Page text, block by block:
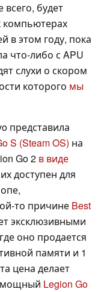
всего, будет
компьютерах
в этом году, пока
что-либо с APU
слухи о скором
которого мы
представила
S (Steam OS) на
Go 2 в виде
доступен для
то причине Best
эксклюзивными
оно продается
памяти и 1
цена делает
мощный Legion Go